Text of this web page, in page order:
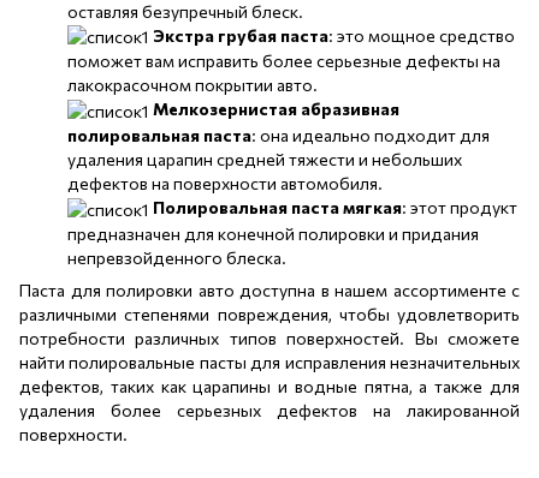
оставляя безупречный блеск.
Экстра грубая паста: это мощное средство
поможет вам исправить более серьезные дефекты на
лакокрасочном покрытии авто.
Мелкозернистая абразивная
полировальная паста: она идеально подходит для
удаления царапин средней тяжести и небольших
дефектов на поверхности автомобиля.
Полировальная паста мягкая: этот продукт
предназначен для конечной полировки и придания
непревзойденного блеска.
Паста для полировки авто доступна в нашем ассортименте с
различными степенями повреждения, чтобы удовлетворить
потребности различных типов поверхностей. Вы сможете
найти полировальные пасты для исправления незначительных
дефектов, таких как царапины и водные пятна, а также для
удаления более серьезных дефектов на лакированной
поверхности.